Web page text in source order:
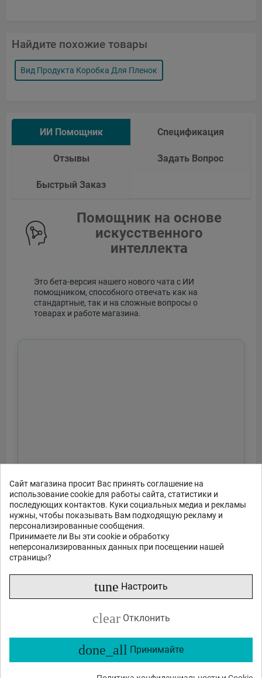
Сайт магазина просит Вас принять соглашение на
использование cookie для работы сайта, статистики и
последующих контактов. Куки социальных медиа и рекламы
нужны, чтобы показывать Вам подходящую рекламу и
персонализированные сообщения.
Принимаете ли Вы эти cookie и обработку
неперсонализированных данных при посещении нашей
страницы?
tune Настроить
clear Отклонить
done_all Принимайте
Найдите похожие товары
Вид Продукта Коробка Для Пленок
ИИ Помощник Спецификация
Отзывы Задать Вопрос
Быстрый Заказ
Помощник на основе
искусственного
интеллекта
Это бета-версия нашего нового чата с ИИ
помощником, способного отвечать как на
стандартные, так и на сложные вопросы о
товарах и работе магазина.